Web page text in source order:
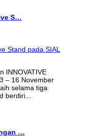
S…
INNOVATIVE
– 16 November
selama tiga
berdiri...
…